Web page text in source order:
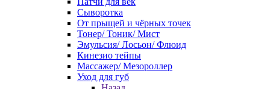
Сыворотка
От прыщей и чёрных точек
Тонер/ Тоник/ Мист
Эмульсия/ Лосьон/ Флюид
Кинезио тейпы
Массажер/ Мезороллер
Уход для губ